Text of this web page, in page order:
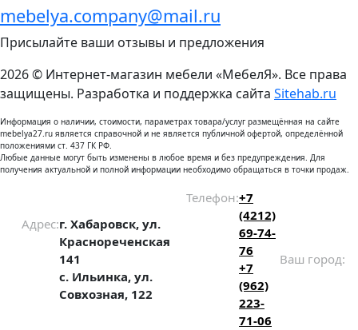
mebelya.company@mail.ru
Присылайте ваши отзывы и предложения
2026 © Интернет-магазин мебели «МебелЯ». Все права
защищены. Разработка и поддержка сайта Sitehab.ru
Информация о наличии, стоимости, параметрах товара/услуг размещённая на сайте
mebelya27.ru является справочной и не является публичной офертой, определённой
положениями ст. 437 ГК РФ.
Любые данные могут быть изменены в любое время и без предупреждения. Для
получения актуальной и полной информации необходимо обращаться в точки продаж.
Адрес:г. Хабаровск, ул.
Краснореченская
141
с. Ильинка, ул.
Совхозная, 122
Телефон:+7
(4212)
69-74-
76
+7
(962)
223-
71-06
Ваш город: